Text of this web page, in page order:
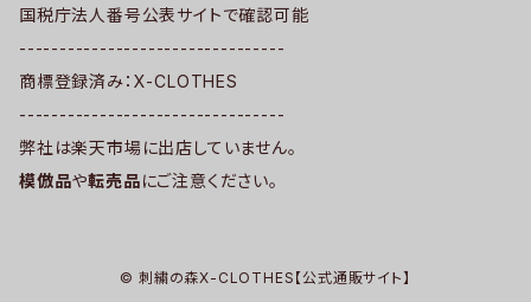
国税庁法人番号公表サイトで確認可能
---------------------------------
商標登録済み：X-CLOTHES
---------------------------------
弊社は楽天市場に出店していません。
模倣品や転売品にご注意ください。
© 刺繍の森X-CLOTHES【公式通販サイト】